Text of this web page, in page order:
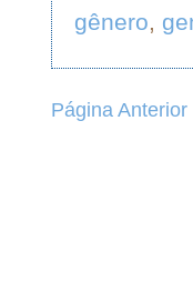
gênero,
Página Anterior